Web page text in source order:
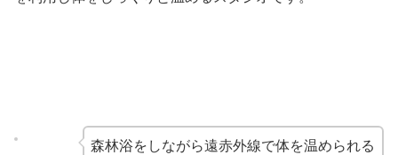
森林浴をしながら遠赤外線で体を温められる